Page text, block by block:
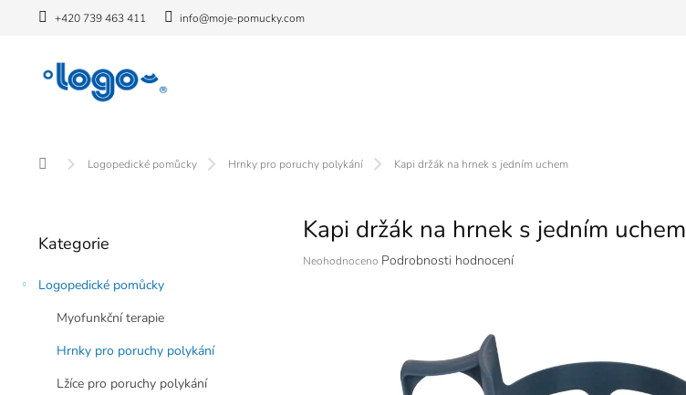
+420 739 463 411 info@moje-pomucky.com
Domů Logopedické pomůcky Hrnky pro poruchy polykání Kapi držák na hrnek s jedním uchem
s
r
kategorie
Kategorie
Logopedické pomůcky
Myofunkční terapie
Hrnky pro poruchy polykání
Lžíce pro poruchy polykání
Kapi držák na hrnek s jedním uchem
Průměrné
Neohodnoceno Podrobnosti hodnocení